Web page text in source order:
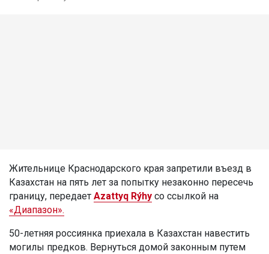
Жительнице Краснодарского края запретили въезд в
Казахстан на пять лет за попытку незаконно пересечь
границу, передает Azattyq Rýhy со ссылкой на
«Диапазон».
50-летняя россиянка приехала в Казахстан навестить
могилы предков. Вернуться домой законным путем